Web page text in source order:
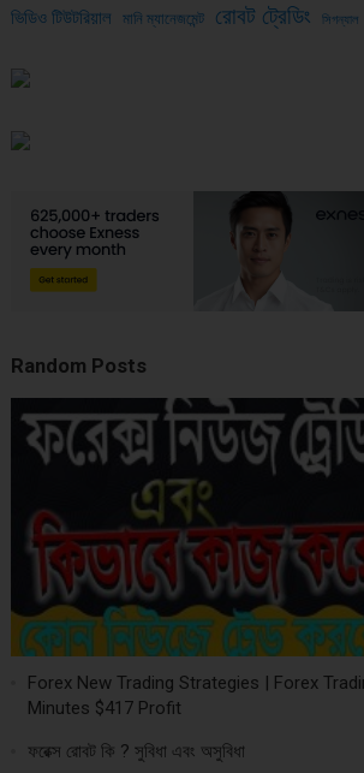
ভিডিও টিউটরিয়াল মানি ম্যানেজমেন্ট রোবট ট্রেডিং সিগন্যাল
Random Posts
Forex New Trading Strategies | Forex
Minutes $417 Profit
ফরেক্স রোবট কি ? সুবিধা এবং অসুবিধা